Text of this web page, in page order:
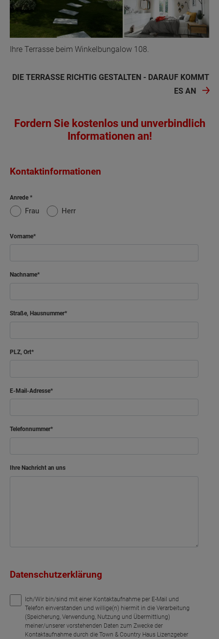
Ihre Terrasse beim Winkelbungalow 108.
DIE TERRASSE RICHTIG GESTALTEN - DARAUF KOMMT
ES AN
Fordern Sie kostenlos und unverbindlich
Informationen an!
Kontaktinformationen
Anrede
Frau Herr
Vorname
Nachname
Straße, Hausnummer
PLZ, Ort
E-Mail-Adresse
Telefonnummer
Ihre Nachricht an uns
Datenschutzerklärung
Ich/Wir bin/sind mit einer Kontaktaufnahme per E-Mail und
Telefon einverstanden und willige(n) hiermit in die Verarbeitung
(Speicherung, Verwendung, Nutzung und Übermittlung)
meiner/unserer vorstehenden Daten zum Zwecke der
Kontaktaufnahme durch die Town & Country Haus Lizenzgeber